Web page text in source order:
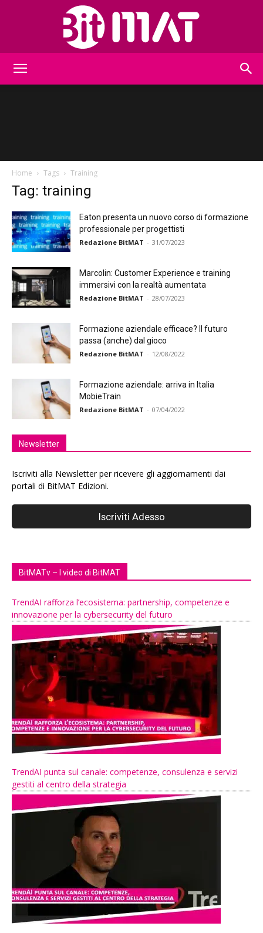
Home Tags Training
Tag: training
Eaton presenta un nuovo corso di formazione
professionale per progettisti
Redazione BitMAT - 31/07/2023
Marcolin: Customer Experience e training
immersivi con la realtà aumentata
Redazione BitMAT - 28/07/2023
Formazione aziendale efficace? Il futuro
passa (anche) dal gioco
Redazione BitMAT - 12/08/2022
Formazione aziendale: arriva in Italia
MobieTrain
Redazione BitMAT - 07/04/2022
Newsletter
Iscriviti alla Newsletter per ricevere gli aggiornamenti dai
portali di BitMAT Edizioni.
BitMATv – I video di BitMAT
TrendAI rafforza l’ecosistema: partnership, competenze e
innovazione per la cybersecurity del futuro
TrendAI punta sul canale: competenze, consulenza e servizi
gestiti al centro della strategia